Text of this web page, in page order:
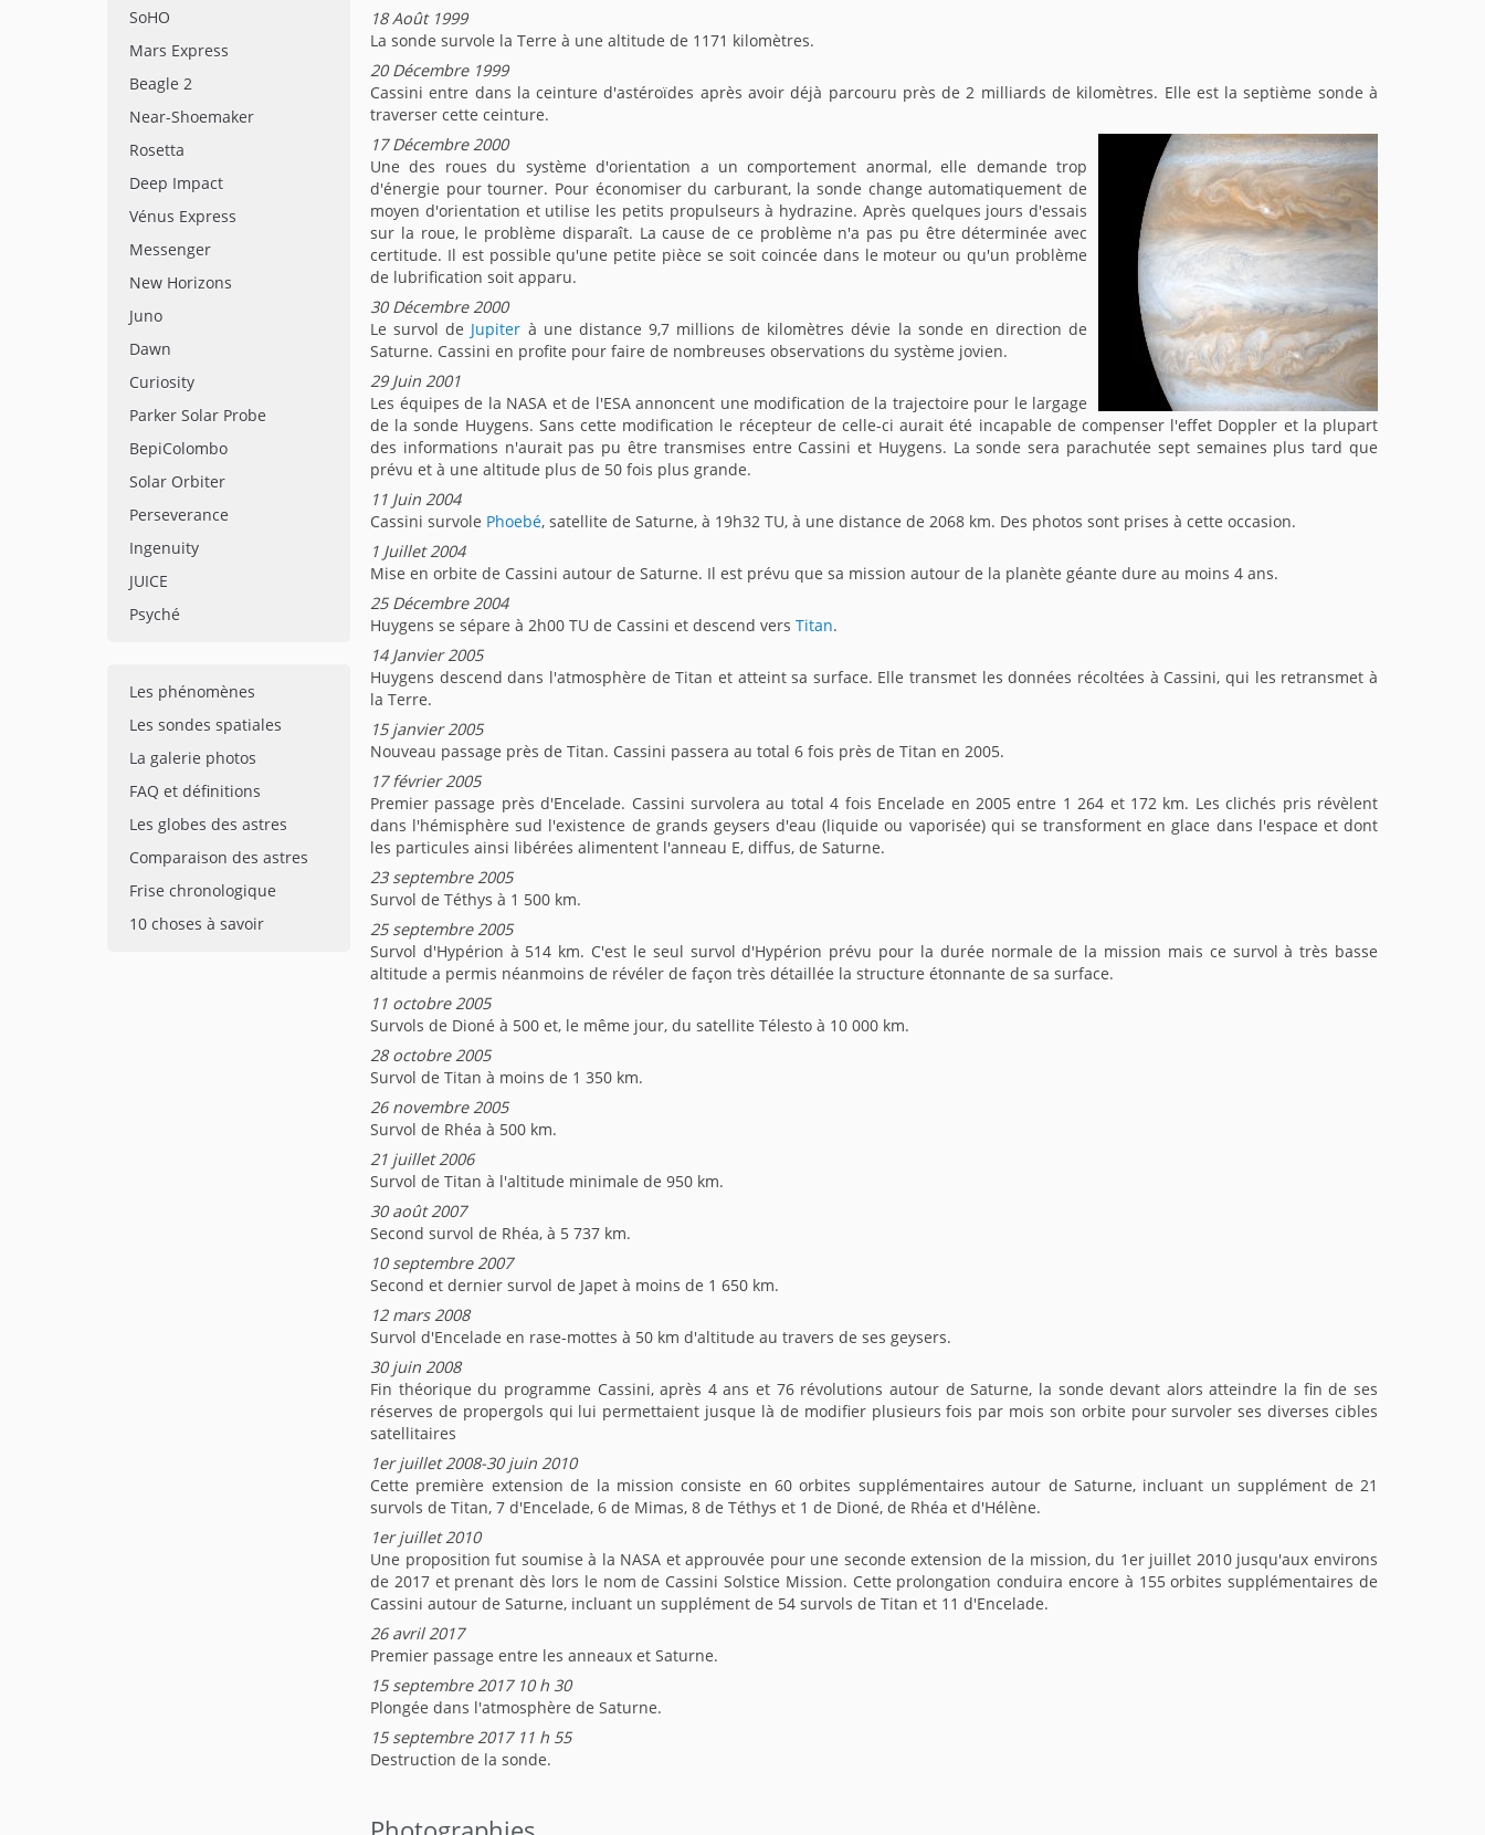
SoHO
Mars Express
Beagle 2
Near-Shoemaker
Rosetta
Deep Impact
Vénus Express
Messenger
New Horizons
Juno
Dawn
Curiosity
Parker Solar Probe
BepiColombo
Solar Orbiter
Perseverance
Ingenuity
JUICE
Psyché
Les phénomènes
Les sondes spatiales
La galerie photos
FAQ et définitions
Les globes des astres
Comparaison des astres
Frise chronologique
10 choses à savoir
18 Août 1999
La sonde survole la Terre à une altitude de 1171 kilomètres.
20 Décembre 1999
Cassini entre dans la ceinture d'astéroïdes après avoir déjà parcouru près de 2 milliards de kilomètres. Elle est la septième sonde à
traverser cette ceinture.
17 Décembre 2000
Une des roues du système d'orientation a un comportement anormal, elle demande trop
d'énergie pour tourner. Pour économiser du carburant, la sonde change automatiquement de
moyen d'orientation et utilise les petits propulseurs à hydrazine. Après quelques jours d'essais
sur la roue, le problème disparaît. La cause de ce problème n'a pas pu être déterminée avec
certitude. Il est possible qu'une petite pièce se soit coincée dans le moteur ou qu'un problème
de lubrification soit apparu.
30 Décembre 2000
Le survol de Jupiter à une distance 9,7 millions de kilomètres dévie la sonde en direction de
Saturne. Cassini en profite pour faire de nombreuses observations du système jovien.
29 Juin 2001
Les équipes de la NASA et de l'ESA annoncent une modification de la trajectoire pour le largage
de la sonde Huygens. Sans cette modification le récepteur de celle-ci aurait été incapable de compenser l'effet Doppler et la plupart
des informations n'aurait pas pu être transmises entre Cassini et Huygens. La sonde sera parachutée sept semaines plus tard que
prévu et à une altitude plus de 50 fois plus grande.
11 Juin 2004
Cassini survole Phoebé, satellite de Saturne, à 19h32 TU, à une distance de 2068 km. Des photos sont prises à cette occasion.
1 Juillet 2004
Mise en orbite de Cassini autour de Saturne. Il est prévu que sa mission autour de la planète géante dure au moins 4 ans.
25 Décembre 2004
Huygens se sépare à 2h00 TU de Cassini et descend vers Titan.
14 Janvier 2005
Huygens descend dans l'atmosphère de Titan et atteint sa surface. Elle transmet les données récoltées à Cassini, qui les retransmet à
la Terre.
15 janvier 2005
Nouveau passage près de Titan. Cassini passera au total 6 fois près de Titan en 2005.
17 février 2005
Premier passage près d'Encelade. Cassini survolera au total 4 fois Encelade en 2005 entre 1 264 et 172 km. Les clichés pris révèlent
dans l'hémisphère sud l'existence de grands geysers d'eau (liquide ou vaporisée) qui se transforment en glace dans l'espace et dont
les particules ainsi libérées alimentent l'anneau E, diffus, de Saturne.
23 septembre 2005
Survol de Téthys à 1 500 km.
25 septembre 2005
Survol d'Hypérion à 514 km. C'est le seul survol d'Hypérion prévu pour la durée normale de la mission mais ce survol à très basse
altitude a permis néanmoins de révéler de façon très détaillée la structure étonnante de sa surface.
11 octobre 2005
Survols de Dioné à 500 et, le même jour, du satellite Télesto à 10 000 km.
28 octobre 2005
Survol de Titan à moins de 1 350 km.
26 novembre 2005
Survol de Rhéa à 500 km.
21 juillet 2006
Survol de Titan à l'altitude minimale de 950 km.
30 août 2007
Second survol de Rhéa, à 5 737 km.
10 septembre 2007
Second et dernier survol de Japet à moins de 1 650 km.
12 mars 2008
Survol d'Encelade en rase-mottes à 50 km d'altitude au travers de ses geysers.
30 juin 2008
Fin théorique du programme Cassini, après 4 ans et 76 révolutions autour de Saturne, la sonde devant alors atteindre la fin de ses
réserves de propergols qui lui permettaient jusque là de modifier plusieurs fois par mois son orbite pour survoler ses diverses cibles
satellitaires
1er juillet 2008-30 juin 2010
Cette première extension de la mission consiste en 60 orbites supplémentaires autour de Saturne, incluant un supplément de 21
survols de Titan, 7 d'Encelade, 6 de Mimas, 8 de Téthys et 1 de Dioné, de Rhéa et d'Hélène.
1er juillet 2010
Une proposition fut soumise à la NASA et approuvée pour une seconde extension de la mission, du 1er juillet 2010 jusqu'aux environs
de 2017 et prenant dès lors le nom de Cassini Solstice Mission. Cette prolongation conduira encore à 155 orbites supplémentaires de
Cassini autour de Saturne, incluant un supplément de 54 survols de Titan et 11 d'Encelade.
26 avril 2017
Premier passage entre les anneaux et Saturne.
15 septembre 2017 10 h 30
Plongée dans l'atmosphère de Saturne.
15 septembre 2017 11 h 55
Destruction de la sonde.